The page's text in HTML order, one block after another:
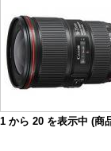
1 から 20 を表示中 (商